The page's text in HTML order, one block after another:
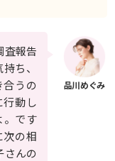
査報告
ち、
合うの
行動し
。です
次の相
さんの